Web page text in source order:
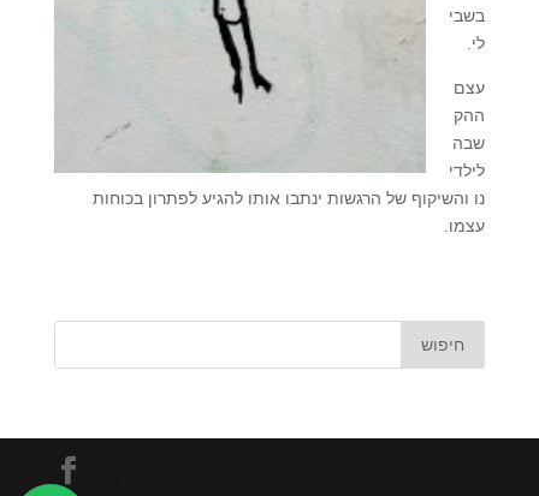
בשבי
לי.
עצם
ההק
שבה
לילדי
נו והשיקוף של הרגשות ינתבו אותו להגיע לפתרון בכוחות
עצמו.
חיפוש